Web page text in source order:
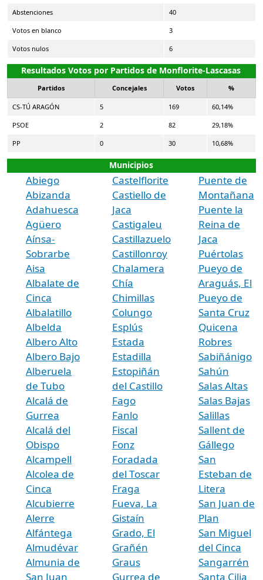
Abstenciones 40
Votos en blanco 3
Votos nulos 6
Resultados Votos por Partidos de Monflorite-Lascasas
Partidos Concejales Votos %
CS-TÚ ARAGÓN 5 169 60,14%
PSOE 2 82 29,18%
PP 0 30 10,68%
Municipios
Abiego
Abizanda
Adahuesca
Agüero
Aínsa-
Sobrarbe
Aisa
Albalate de
Cinca
Albalatillo
Albelda
Albero Alto
Albero Bajo
Alberuela
de Tubo
Alcalá de
Gurrea
Alcalá del
Obispo
Alcampell
Alcolea de
Cinca
Alcubierre
Alerre
Alfántega
Almudévar
Almunia de
San Juan
Castelflorite
Castiello de
Jaca
Castigaleu
Castillazuelo
Castillonroy
Chalamera
Chía
Chimillas
Colungo
Esplús
Estada
Estadilla
Estopiñán
del Castillo
Fago
Fanlo
Fiscal
Fonz
Foradada
del Toscar
Fraga
Fueva, La
Gistaín
Grado, El
Grañén
Graus
Gurrea de
Puente de
Montañana
Puente la
Reina de
Jaca
Puértolas
Pueyo de
Araguás, El
Pueyo de
Santa Cruz
Quicena
Robres
Sabiñánigo
Sahún
Salas Altas
Salas Bajas
Salillas
Sallent de
Gállego
San
Esteban de
Litera
San Juan de
Plan
San Miguel
del Cinca
Sangarrén
Santa Cilia